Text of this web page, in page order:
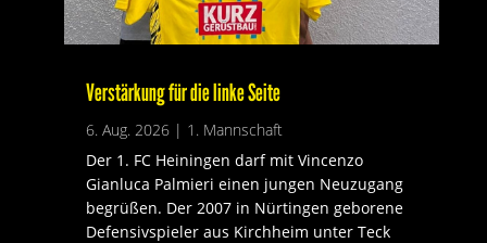
Verstärkung für die linke Seite
6. Aug. 2026| 1. Mannschaft
Der 1. FC Heiningen darf mit Vincenzo
Gianluca Palmieri einen jungen Neuzugang
begrüßen. Der 2007 in Nürtingen geborene
Defensivspieler aus Kirchheim unter Teck